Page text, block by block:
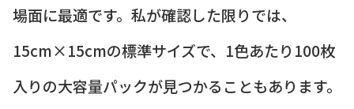
場面に最適です。私が確認した限りでは、
15cm×15cmの標準サイズで、1色あたり100枚
入りの大容量パックが見つかることもあります。